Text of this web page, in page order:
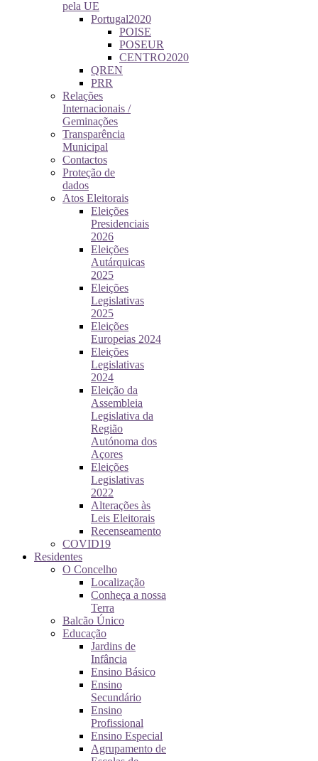
pela UE
Portugal2020
POISE
POSEUR
CENTRO2020
QREN
PRR
Relações
Internacionais /
Geminações
Transparência
Municipal
Contactos
Proteção de
dados
Atos Eleitorais
Eleições
Presidenciais
2026
Eleições
Autárquicas
2025
Eleições
Legislativas
2025
Eleições
Europeias 2024
Eleições
Legislativas
2024
Eleição da
Assembleia
Legislativa da
Região
Autónoma dos
Açores
Eleições
Legislativas
2022
Alterações às
Leis Eleitorais
Recenseamento
COVID19
Residentes
O Concelho
Localização
Conheça a nossa
Terra
Balcão Único
Educação
Jardins de
Infância
Ensino Básico
Ensino
Secundário
Ensino
Profissional
Ensino Especial
Agrupamento de